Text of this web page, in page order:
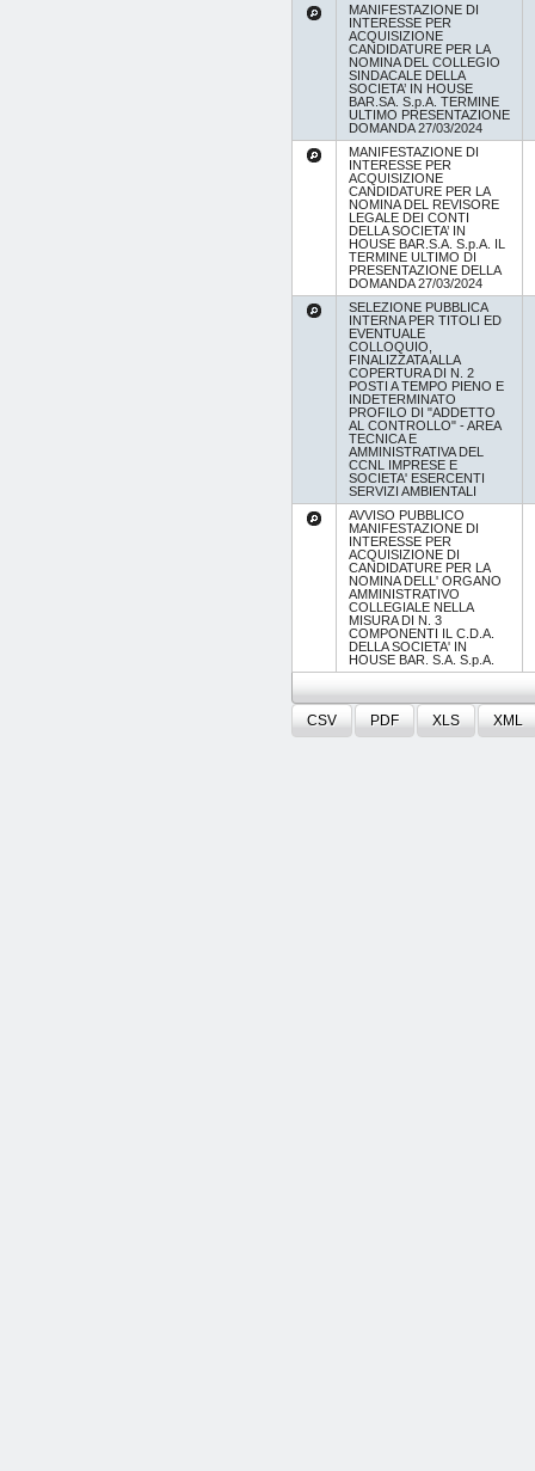
MANIFESTAZIONE DI
INTERESSE PER
ACQUISIZIONE
CANDIDATURE PER LA
NOMINA DEL COLLEGIO
SINDACALE DELLA
SOCIETA’ IN HOUSE
BAR.SA. S.p.A. TERMINE
ULTIMO PRESENTAZIONE
DOMANDA 27/03/2024
MANIFESTAZIONE DI
INTERESSE PER
ACQUISIZIONE
CANDIDATURE PER LA
NOMINA DEL REVISORE
LEGALE DEI CONTI
DELLA SOCIETA’ IN
HOUSE BAR.S.A. S.p.A. IL
TERMINE ULTIMO DI
PRESENTAZIONE DELLA
DOMANDA 27/03/2024
SELEZIONE PUBBLICA
INTERNA PER TITOLI ED
EVENTUALE
COLLOQUIO,
FINALIZZATA ALLA
COPERTURA DI N. 2
POSTI A TEMPO PIENO E
INDETERMINATO
PROFILO DI "ADDETTO
AL CONTROLLO" - AREA
TECNICA E
AMMINISTRATIVA DEL
CCNL IMPRESE E
SOCIETA' ESERCENTI
SERVIZI AMBIENTALI
AVVISO PUBBLICO
MANIFESTAZIONE DI
INTERESSE PER
ACQUISIZIONE DI
CANDIDATURE PER LA
NOMINA DELL' ORGANO
AMMINISTRATIVO
COLLEGIALE NELLA
MISURA DI N. 3
COMPONENTI IL C.D.A.
DELLA SOCIETA' IN
HOUSE BAR. S.A. S.p.A.
CSV PDF XLS XML